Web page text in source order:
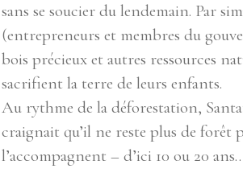
sans se soucier du lendemain. Par
(entrepreneurs et membres du
bois précieux et autres ressources
sacrifient la terre de leurs enfants.
Au rythme de la déforestation,
craignait qu’il ne reste plus de forêt
l’accompagnent – d’ici 10 ou 20